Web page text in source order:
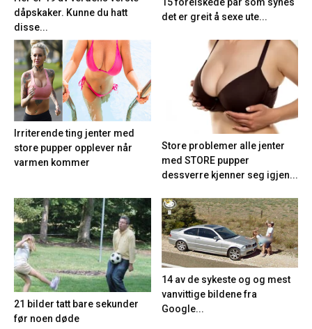
dåpskaker. Kunne du hatt
disse...
det er greit å sexe ute...
Irriterende ting jenter med
store pupper opplever når
varmen kommer
Store problemer alle jenter
med STORE pupper
dessverre kjenner seg igjen...
21 bilder tatt bare sekunder
før noen døde
14 av de sykeste og og mest
vanvittige bildene fra
Google...